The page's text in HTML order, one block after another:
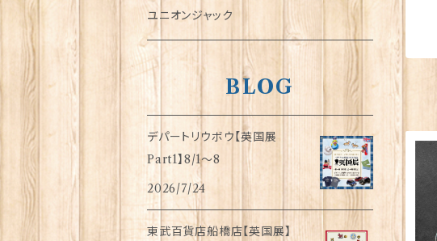
指貫(シンブル)
ユニオンジャック
BLOG
デパートリウボウ【英国展
Part1】8/1〜8
2026/7/24
東武百貨店船橋店【英国展】